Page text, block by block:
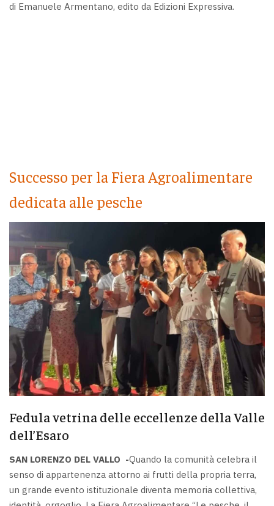
di Emanuele Armentano, edito da Edizioni Expressiva.
Successo per la Fiera Agroalimentare
dedicata alle pesche
Fedula vetrina delle eccellenze della Valle
dell’Esaro
SAN LORENZO DEL VALLO -Quando la comunità celebra il
senso di appartenenza attorno ai frutti della propria terra,
un grande evento istituzionale diventa memoria collettiva,